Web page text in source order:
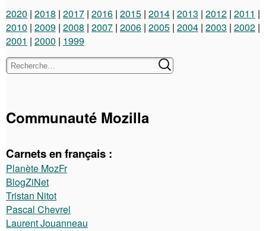
2020 2018 2017 2016 2015 2014 2013 2012 2011
2010 2009 2008 2007 2006 2005 2004 2003 2002
2001
2000 1999
Communauté Mozilla
Carnets en français :
Planète MozFr
BlogZiNet
Tristan Nitot
Pascal Chevrel
Laurent Jouanneau